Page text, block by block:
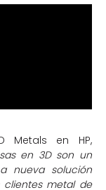
Metals en HP,
en 3D son un
nueva solución
clientes metal de